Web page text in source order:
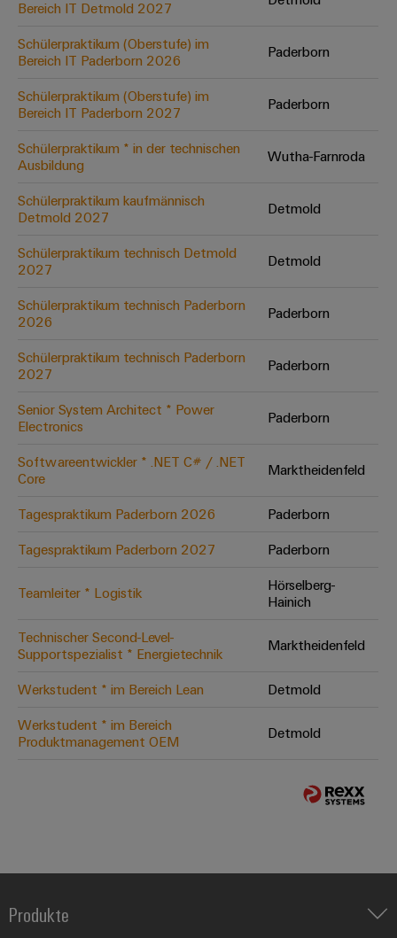
Unsere Neuheiten
im Bereich
Digital
neuen Niveau
schnell
Bereich IT Detmold 2027
Schülerpraktikum (Oberstufe) im
Bereich IT Paderborn 2026
Paderborn
Schülerpraktikum (Oberstufe) im
Bereich IT Paderborn 2027
Paderborn
Schülerpraktikum * in der technischen
Ausbildung
Wutha-Farnroda
Schülerpraktikum kaufmännisch
Detmold 2027
Detmold
Schülerpraktikum technisch Detmold
2027
Detmold
Schülerpraktikum technisch Paderborn
2026
Paderborn
Schülerpraktikum technisch Paderborn
2027
Paderborn
Senior System Architect * Power
Electronics
Paderborn
Softwareentwickler * .NET C# / .NET
Core
Marktheidenfeld
Tagespraktikum Paderborn 2026
Paderborn
Tagespraktikum Paderborn 2027
Paderborn
Teamleiter * Logistik
Hörselberg-
Hainich
Technischer Second-Level-
Supportspezialist * Energietechnik
Marktheidenfeld
Werkstudent * im Bereich Lean
Detmold
Werkstudent * im Bereich
Produktmanagement OEM
Detmold
Produkte